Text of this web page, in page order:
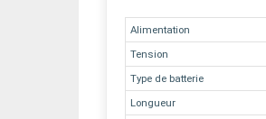
Alimentation
Tension
Type de batterie
Longueur